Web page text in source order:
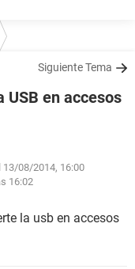
Siguiente Tema
USB en accesos
13/08/2014, 16:00
16:02
la usb en accesos